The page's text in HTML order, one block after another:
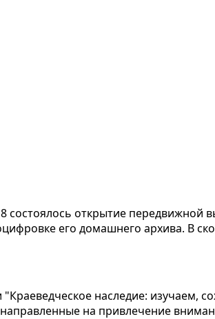
открытие передвижной
его домашнего архива. В
наследие: изучаем,
на привлечение